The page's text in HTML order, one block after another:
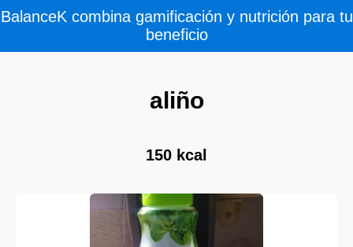
BalanceK combina gamificación y nutrición para tu
beneficio
aliño
150 kcal